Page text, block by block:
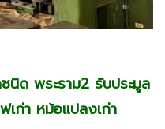
นิด พระราม2 รับประมูล
เก่า หม้อแปลงเก่า